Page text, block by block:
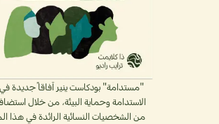
"مستدامة" بودكاست ينير آفاقاً جديدة
الاستدامة وحماية البيئة، من خلال
من الشخصيات النسائية الرائدة في هذا